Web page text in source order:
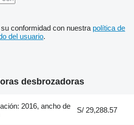
conformidad con nuestra política de
del usuario.
desbrozadoras
2016, ancho de
S/ 29,288.57